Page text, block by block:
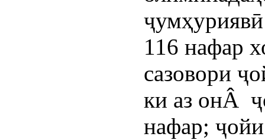
116 нафар
сазовори
ки аз онÂ
нафар;